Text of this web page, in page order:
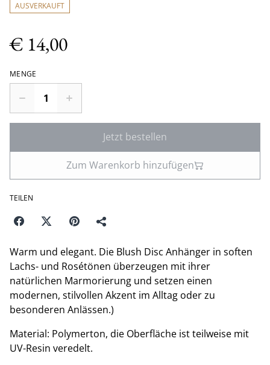
AUSVERKAUFT
€ 14,00
MENGE
Jetzt bestellen
Zum Warenkorb hinzufügen
TEILEN
Warm und elegant. Die Blush Disc Anhänger in soften
Lachs- und Rosétönen überzeugen mit ihrer
natürlichen Marmorierung und setzen einen
modernen, stilvollen Akzent im Alltag oder zu
besonderen Anlässen.)
Material: Polymerton, die Oberfläche ist teilweise mit
UV-Resin veredelt.